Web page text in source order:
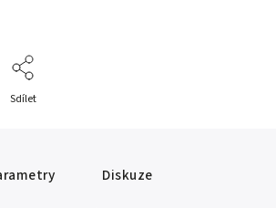
Sdílet
Diskuze